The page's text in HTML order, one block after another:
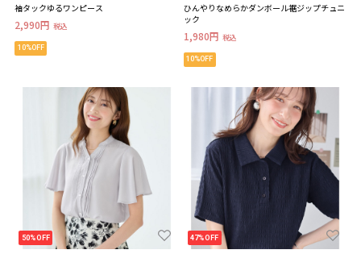
袖タックゆるワンピース
2,990円 税込
10%OFF
ひんやりなめらかダンボール裾ジップチュニ
ック
1,980円 税込
10%OFF
50%OFF 47%OFF